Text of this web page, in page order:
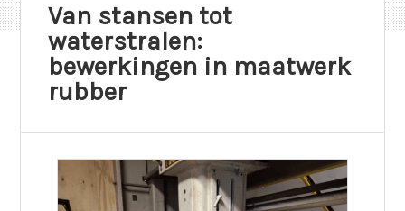
Van stansen tot
waterstralen:
bewerkingen in maatwerk
rubber